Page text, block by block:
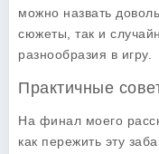
можно назвать
сюжеты, так и
разнообразия в игру.
Практичные
На финал моего
как пережить эту